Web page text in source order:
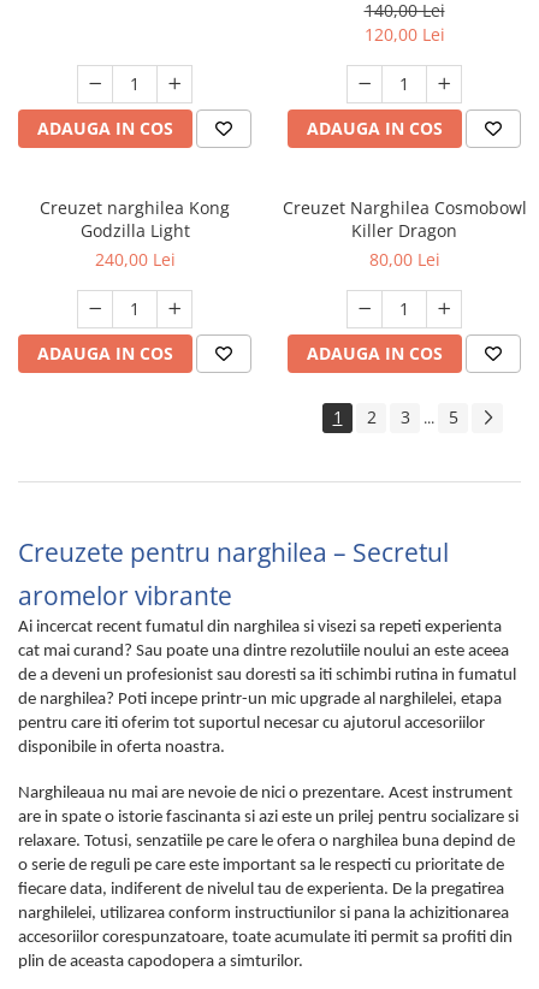
ADAUGA IN COS
140,00 Lei
120,00 Lei
ADAUGA IN COS
Creuzet narghilea Kong
Godzilla Light
240,00 Lei
ADAUGA IN COS
Creuzet Narghilea Cosmobowl
Killer Dragon
80,00 Lei
ADAUGA IN COS
1 2 3 ... 5
Creuzete pentru narghilea – Secretul
aromelor vibrante
Ai incercat recent fumatul din narghilea si visezi sa repeti experienta
cat mai curand? Sau poate una dintre rezolutiile noului an este aceea
de a deveni un profesionist sau doresti sa iti schimbi rutina in fumatul
de narghilea? Poti incepe printr-un mic upgrade al narghilelei, etapa
pentru care iti oferim tot suportul necesar cu ajutorul accesoriilor
disponibile in oferta noastra.
Narghileaua nu mai are nevoie de nici o prezentare. Acest instrument
are in spate o istorie fascinanta si azi este un prilej pentru socializare si
relaxare. Totusi, senzatiile pe care le ofera o narghilea buna depind de
o serie de reguli pe care este important sa le respecti cu prioritate de
fiecare data, indiferent de nivelul tau de experienta. De la pregatirea
narghilelei, utilizarea conform instructiunilor si pana la achizitionarea
accesoriilor corespunzatoare, toate acumulate iti permit sa profiti din
plin de aceasta capodopera a simturilor.